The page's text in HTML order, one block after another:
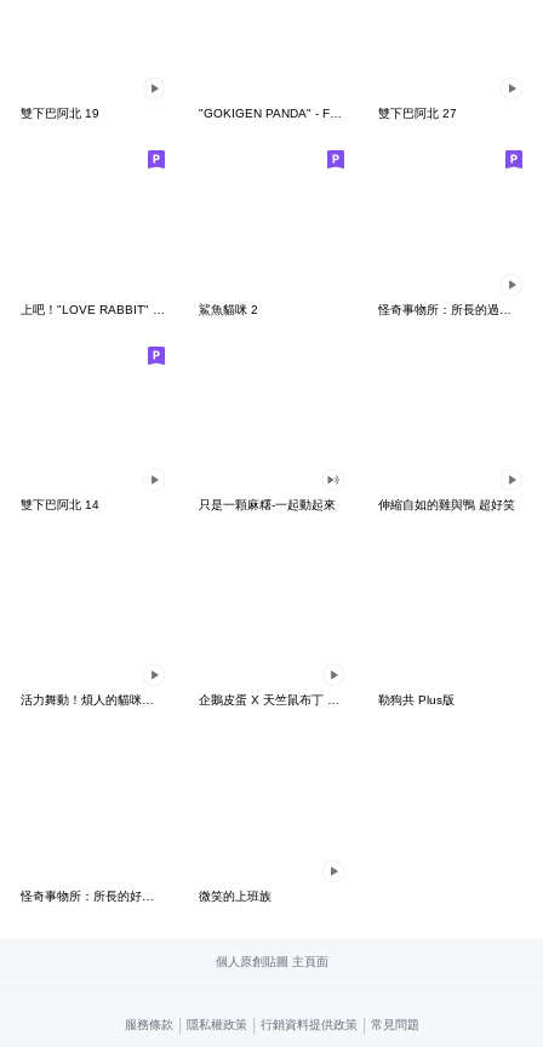
雙下巴阿北 19 "GOKIGEN PANDA" - Feeling / global 雙下巴阿北 27
鯊魚貓咪 2
雙下巴阿北 14 只是一顆麻糬-一起動起來 伸縮自如的雞與鴨 超好笑
活力舞動！煩人的貓咪★迷你版 2 企鵝皮蛋 X 天竺鼠布丁 有點厭世 勒狗共 Plus版
微笑的上班族
個人原創貼圖 主頁面
服務條款 | 隱私權政策 | 行銷資料提供政策 | 常見問題